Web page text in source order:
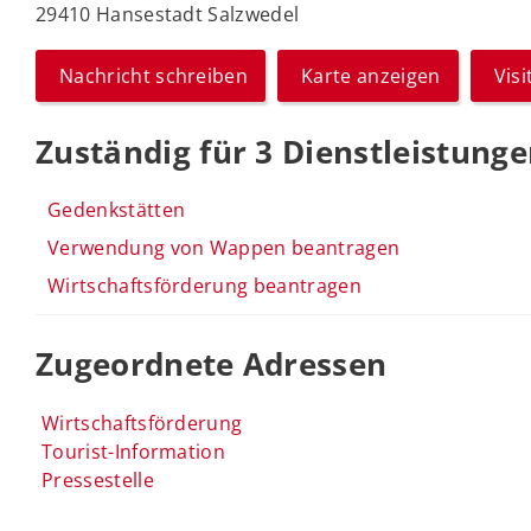
29410 Hansestadt Salzwedel
Nachricht schreiben Karte anzeigen
Zuständig für 3
Gedenkstätten
Verwendung von Wappen beantragen
Wirtschaftsförderung beantragen
Zugeordnete Adressen
Wirtschaftsförderung
Tourist-Information
Pressestelle